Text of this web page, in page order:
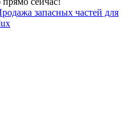
запасных частей для